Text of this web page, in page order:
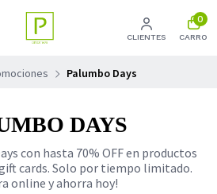
CLIENTES
0
CARRO
Palumbo Days
DAYS
con hasta 70% OFF en productos
cards. Solo por tiempo limitado.
online y ahorra hoy!